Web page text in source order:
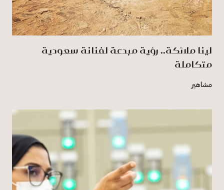
لينا ملائكة.. رؤية مبدعة لفنانة سعودية
متكاملة
مشاهير